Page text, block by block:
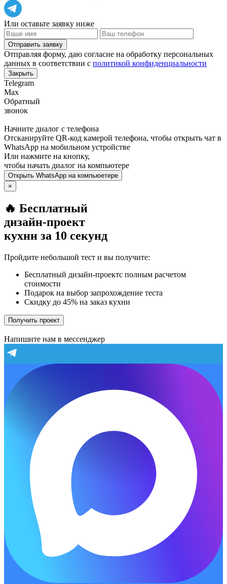
Или оставьте заявку ниже
Отправить заявку
Отправляя форму, даю согласие на обработку персональных
данных в соответствии с политикой конфиденциальности
Закрыть
Telegram
Max
Обратный
звонок
Начните диалог с телефона
Отсканируйте QR-код камерой телефона, чтобы открыть чат в
WhatsApp на мобильном устройстве
Или нажмите на кнопку,
чтобы начать диалог на компьютере
Открыть WhatsApp на компьюетере
×
🔥 Бесплатный
дизайн-проект
кухни за 10 секунд
Пройдите небольшой тест и вы получите:
Бесплатный дизайн-проектс полным расчетом
стоимости
Подарок на выбор запрохождение теста
Скидку до 45% на заказ кухни
Получить проект
Напишите нам в мессенджер